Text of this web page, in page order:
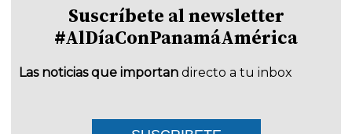
Suscríbete al newsletter
#AlDíaConPanamáAmérica
Las noticias que importan directo a tu inbox